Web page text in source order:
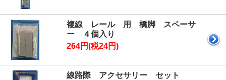
複線 レール 用 橋脚 スペーサ
ー ４個入り
264円(税24円)
線路際 アクセサリー セット